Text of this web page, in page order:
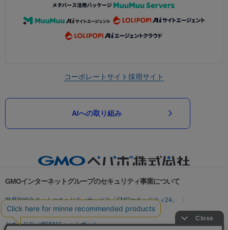
コーポレートサイト採用サイト
AIへの取り組み
GMOインターネットグループのセキュリティ事業について
世界初総合ネットセキュリティサービス「GMOセキュリティ24」
パスワード漏洩診断
Webサイトリスク診断
セキュリティ相談AIチャットボット